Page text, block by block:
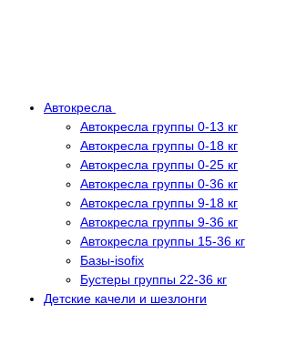
Автокресла
Автокресла группы 0-13 кг
Автокресла группы 0-18 кг
Автокресла группы 0-25 кг
Автокресла группы 0-36 кг
Автокресла группы 9-18 кг
Автокресла группы 9-36 кг
Автокресла группы 15-36 кг
Базы-isofix
Бустеры группы 22-36 кг
Детские качели и шезлонги